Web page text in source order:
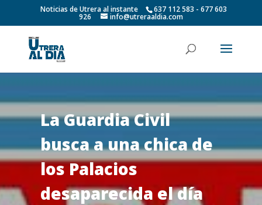
Noticias de Utrera al instante 637 112 583 - 677 603
926 info@utreraaldia.com
La Guardia Civil
busca a una chica de
los Palacios
desaparecida el día